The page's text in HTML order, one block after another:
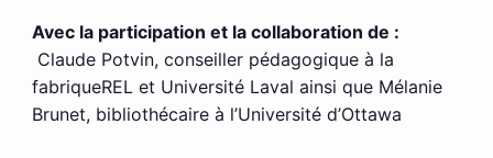
Avec la participation et la collaboration de :
Claude Potvin, conseiller pédagogique à la
fabriqueREL et Université Laval ainsi que Mélanie
Brunet, bibliothécaire à l’Université d’Ottawa